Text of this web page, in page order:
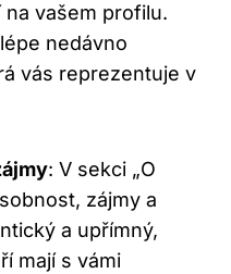
vašem profilu.
nedávno
vás reprezentuje v
: V sekci „O
zájmy a
a upřímný,
mají s vámi